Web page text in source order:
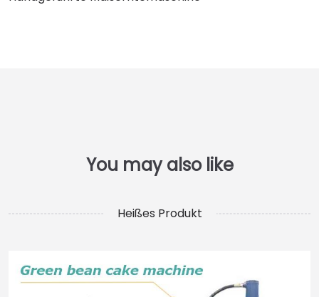
Heißes Produkt